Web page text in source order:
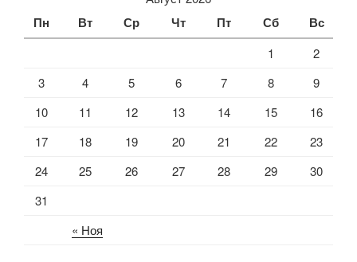
Пн Вт Ср Чт Пт Сб Вс
« Ноя
1
2
3
4 5 6 7 8
9
10
11 12 13 14 15
16
17
18 19 20 21 22
23
24
25 26 27 28 29
30
31